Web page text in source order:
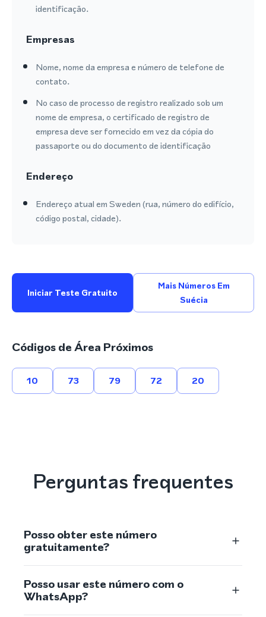
identificação.
Empresas
Nome, nome da empresa e número de telefone de
contato.
No caso de processo de registro realizado sob um
nome de empresa, o certificado de registro de
empresa deve ser fornecido em vez da cópia do
passaporte ou do documento de identificação
Endereço
Endereço atual em Sweden (rua, número do edifício,
código postal, cidade).
Iniciar Teste Gratuito
Mais Números Em
Suécia
Códigos de Área Próximos
10 73 79 72 20
Perguntas frequentes
Posso obter este número
gratuitamente?
Posso usar este número com o
WhatsApp?